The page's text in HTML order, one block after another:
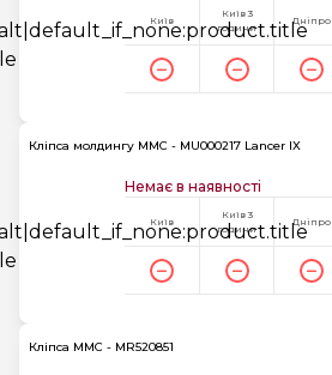
Київ
Київ 3
години
Дніпро
Кліпса молдингу MMC - MU000217 Lancer IX
Немає в наявності
Київ
Київ 3
години
Дніпро
Кліпса MMC - MR520851